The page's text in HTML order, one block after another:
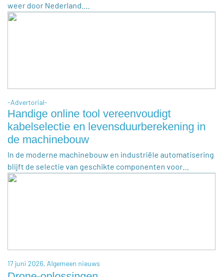
weer door Nederland.…
-Advertorial-
Handige online tool vereenvoudigt
kabelselectie en levensduurberekening in
de machinebouw
In de moderne machinebouw en industriële automatisering
blijft de selectie van geschikte componenten voor…
17 juni 2026, Algemeen nieuws